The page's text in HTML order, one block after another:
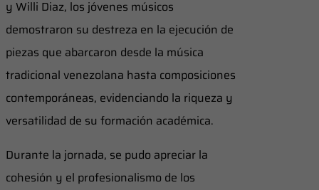
y Willi Diaz, los jóvenes músicos
demostraron su destreza en la ejecución de
piezas que abarcaron desde la música
tradicional venezolana hasta composiciones
contemporáneas, evidenciando la riqueza y
versatilidad de su formación académica.
Durante la jornada, se pudo apreciar la
cohesión y el profesionalismo de los